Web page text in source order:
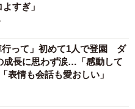
すぎ」
行って」初めて1人で登園 ダ
成長に思わず涙…「感動して
表情も会話も愛おしい」